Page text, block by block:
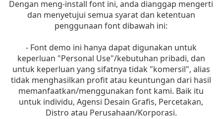
Dengan meng-install font ini, anda dianggap mengerti
dan menyetujui semua syarat dan ketentuan
penggunaan font dibawah ini:
- Font demo ini hanya dapat digunakan untuk
keperluan "Personal Use"/kebutuhan pribadi, dan
untuk keperluan yang sifatnya tidak "komersil", alias
tidak menghasilkan profit atau keuntungan dari hasil
memanfaatkan/menggunakan font kami. Baik itu
untuk individu, Agensi Desain Grafis, Percetakan,
Distro atau Perusahaan/Korporasi.